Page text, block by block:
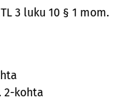
3 luku 10 § 1 mom.
2-kohta